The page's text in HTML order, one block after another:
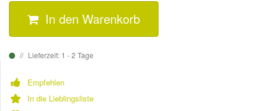
In den Warenkorb
Lieferzeit: 1 - 2 Tage
Empfehlen
In die Lieblingsliste